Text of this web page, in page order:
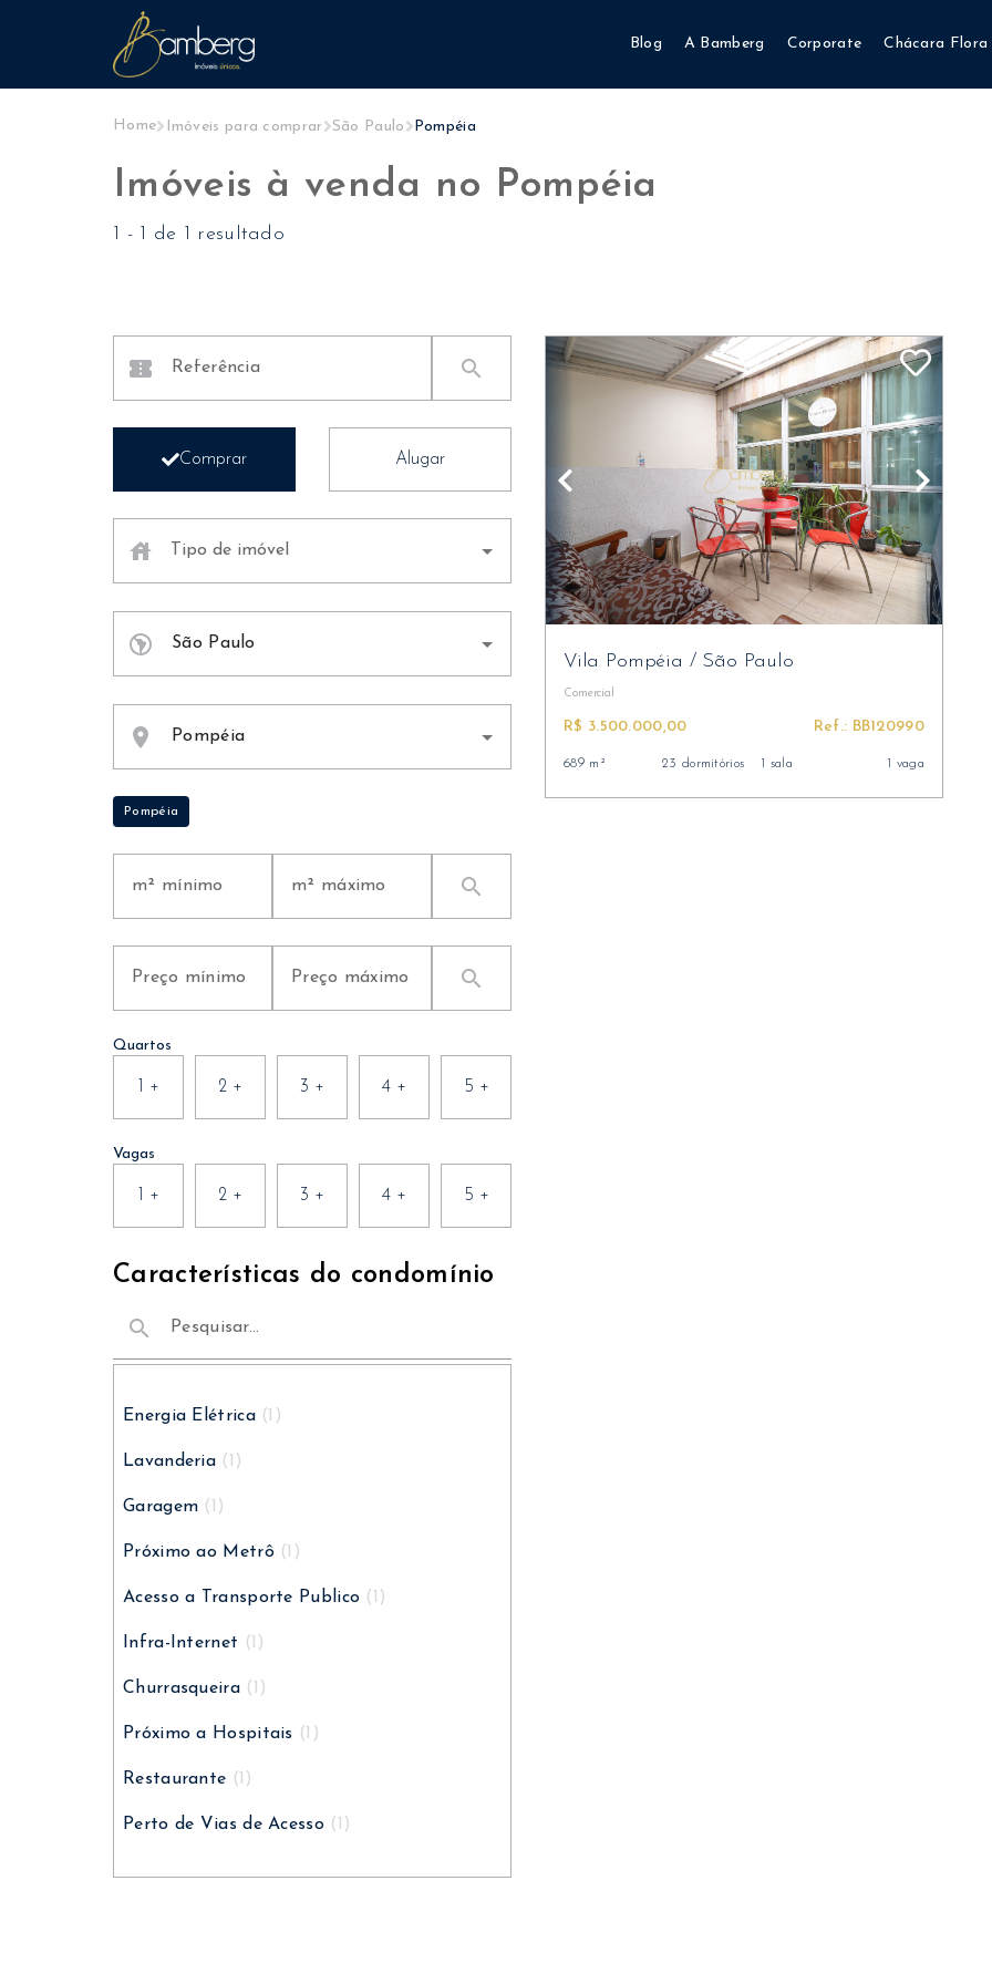
Blog A Bamberg Corporate Chácara Flora
Home Imóveis para comprar São Paulo Pompéia
Imóveis à venda no Pompéia
1 - 1 de 1 resultado
confirmation_number search
Comprar Alugar
Tipo de imóvel
house Todos os tipos de imóvel
south_america São Paulo
location_on Pompéia
Pompéia
search
search
Quartos
+ 2 + 3 + 4 + 5 +
Vagas
+ 2 + 3 + 4 + 5 +
Características do condomínio
search
Energia Elétrica (1)
Lavanderia (1)
Garagem (1)
Próximo ao Metrô (1)
Acesso a Transporte Publico (1)
Infra-Internet (1)
Churrasqueira (1)
Próximo a Hospitais (1)
Restaurante (1)
Perto de Vias de Acesso (1)
Vila Pompéia / São Paulo
Comercial
R$ 3.500.000,00 Ref.: BB120990
689 m² 23 dormitórios 1 sala 1 vaga